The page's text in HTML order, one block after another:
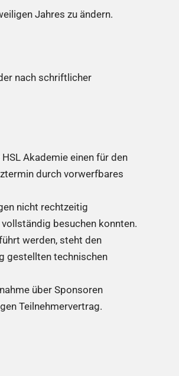
Jahres zu ändern.
nach schriftlicher
Akademie einen für den
durch vorwerfbares
nicht rechtzeitig
besuchen konnten.
werden, steht den
gestellten technischen
über Sponsoren
Teilnehmervertrag.